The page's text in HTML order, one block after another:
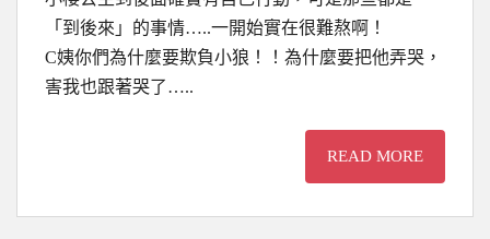
「到後來」的事情…..一開始實在很難熬啊！
C姨你們為什麼要欺負小狼！！為什麼要把他弄哭，
害我也跟著哭了…..
READ MORE